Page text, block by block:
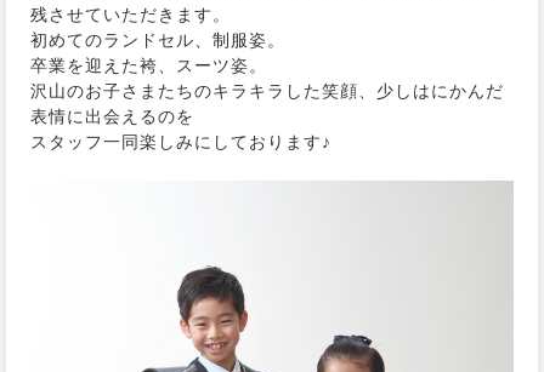
残させていただきます。
初めてのランドセル、制服姿。
卒業を迎えた袴、スーツ姿。
沢山のお子さまたちのキラキラした笑顔、少しはにかんだ
表情に出会えるのを
スタッフ一同楽しみにしております♪